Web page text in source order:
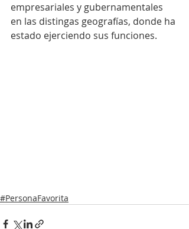
empresariales y gubernamentales
en las distingas geografías, donde ha
estado ejerciendo sus funciones.
#PersonaFavorita